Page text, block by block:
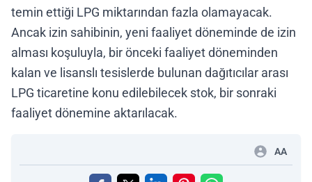
temin ettiği LPG miktarından fazla olamayacak.
Ancak izin sahibinin, yeni faaliyet döneminde de izin
alması koşuluyla, bir önceki faaliyet döneminden
kalan ve lisanslı tesislerde bulunan dağıtıcılar arası
LPG ticaretine konu edilebilecek stok, bir sonraki
faaliyet dönemine aktarılacak.
AA